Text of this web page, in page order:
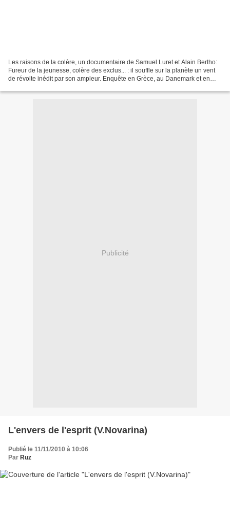
Les raisons de la colère, un documentaire de Samuel Luret et Alain Bertho:
Fureur de la jeunesse, colère des exclus... : il souffle sur la planète un vent
de révolte inédit par son ampleur. Enquête en Grèce, au Danemark et en
Publicité
L'envers de l'esprit (V.Novarina)
Publié le 11/11/2010 à 10:06
Par Ruz